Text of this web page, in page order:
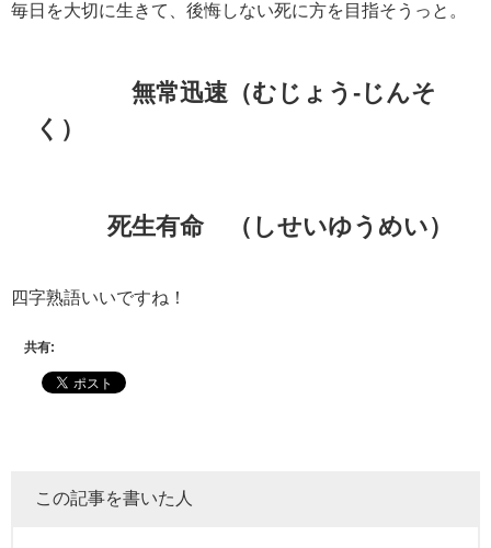
毎日を大切に生きて、後悔しない死に方を目指そうっと。
無常迅速（むじょう-じんそ
く）
死生有命 （しせいゆうめい）
四字熟語いいですね！
共有:
この記事を書いた人